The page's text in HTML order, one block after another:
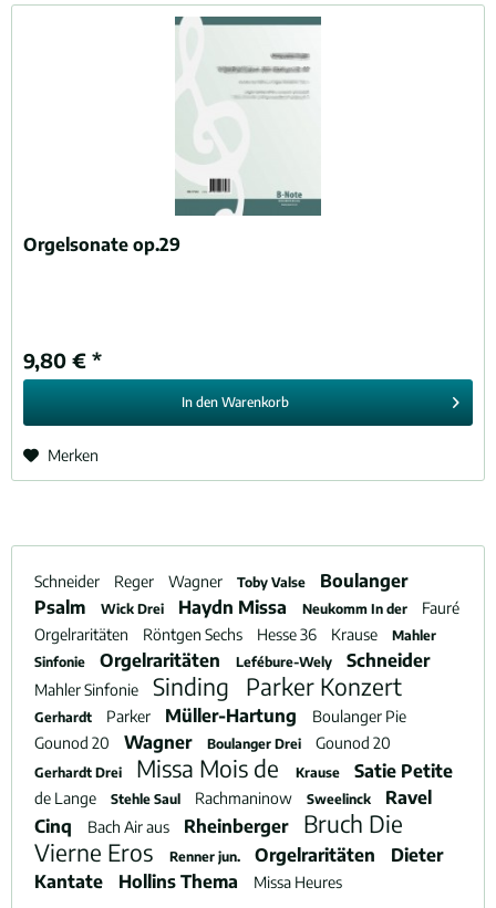
Orgelsonate op.29
9,80 € *
In den Warenkorb
Merken
Schneider Reger Wagner Toby Valse
Boulanger
Psalm
Wick Drei Haydn Missa Neukomm In der
Fauré
Orgelraritäten
Röntgen Sechs Hesse 36 Krause
Mahler
Sinfonie
Orgelraritäten Lefébure-Wely Schneider
Mahler Sinfonie Sinding Parker Konzert
Gerhardt Parker Müller-Hartung
Boulanger Pie
Gounod 20
Wagner Boulanger Drei Gounod 20
Gerhardt Drei Missa Mois de Krause Satie Petite
de Lange Stehle Saul Rachmaninow Sweelinck
Ravel
Cinq
Bach Air aus Rheinberger
Bruch Die
Vierne Eros
Renner jun. Orgelraritäten
Dieter
Kantate
Hollins Thema Missa Heures